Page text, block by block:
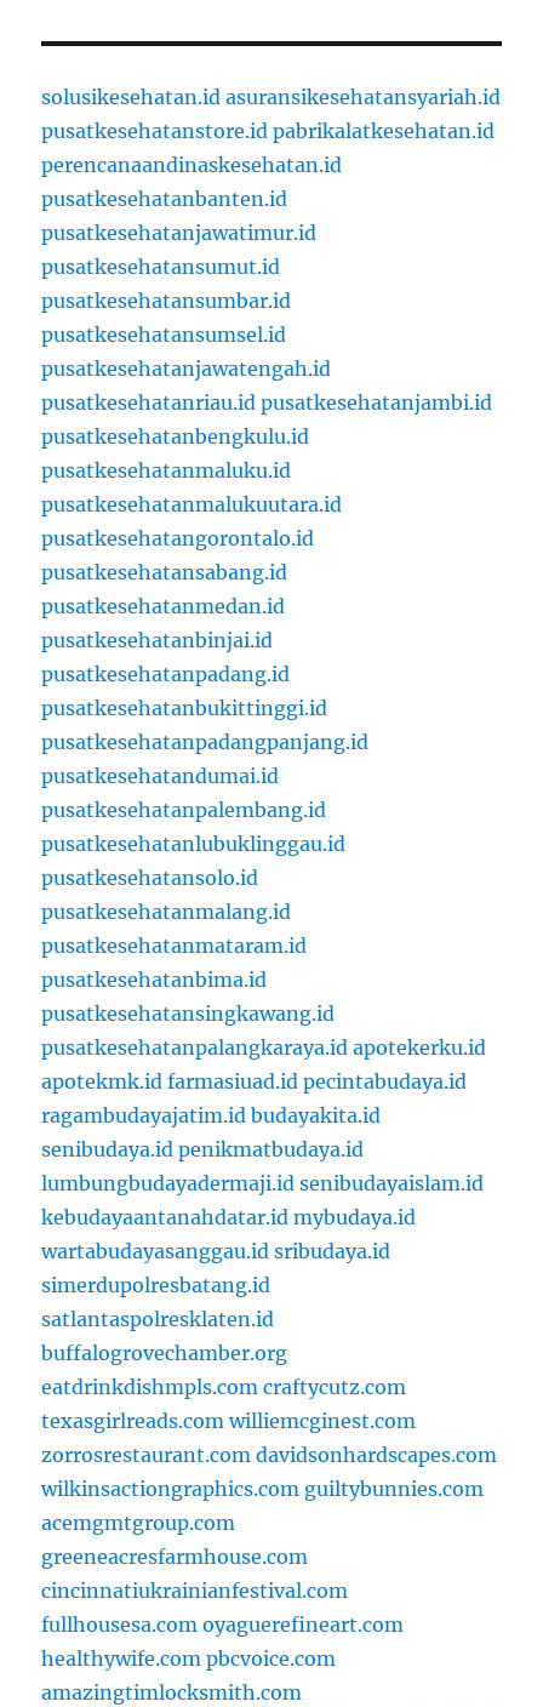
solusikesehatan.id asuransikesehatansyariah.id
pusatkesehatanstore.id pabrikalatkesehatan.id
perencanaandinaskesehatan.id
pusatkesehatanbanten.id
pusatkesehatanjawatimur.id
pusatkesehatansumut.id
pusatkesehatansumbar.id
pusatkesehatansumsel.id
pusatkesehatanjawatengah.id
pusatkesehatanriau.id pusatkesehatanjambi.id
pusatkesehatanbengkulu.id
pusatkesehatanmaluku.id
pusatkesehatanmalukuutara.id
pusatkesehatangorontalo.id
pusatkesehatansabang.id
pusatkesehatanmedan.id
pusatkesehatanbinjai.id
pusatkesehatanpadang.id
pusatkesehatanbukittinggi.id
pusatkesehatanpadangpanjang.id
pusatkesehatandumai.id
pusatkesehatanpalembang.id
pusatkesehatanlubuklinggau.id
pusatkesehatansolo.id
pusatkesehatanmalang.id
pusatkesehatanmataram.id
pusatkesehatanbima.id
pusatkesehatansingkawang.id
pusatkesehatanpalangkaraya.id apotekerku.id
apotekmk.id farmasiuad.id pecintabudaya.id
ragambudayajatim.id budayakita.id
senibudaya.id penikmatbudaya.id
lumbungbudayadermaji.id senibudayaislam.id
kebudayaantanahdatar.id mybudaya.id
wartabudayasanggau.id sribudaya.id
simerdupolresbatang.id
satlantaspolresklaten.id
buffalogrovechamber.org
eatdrinkdishmpls.com craftycutz.com
texasgirlreads.com williemcginest.com
zorrosrestaurant.com davidsonhardscapes.com
wilkinsactiongraphics.com guiltybunnies.com
acemgmtgroup.com
greeneacresfarmhouse.com
cincinnatiukrainianfestival.com
fullhousesa.com oyaguerefineart.com
healthywife.com pbcvoice.com
amazingtimlocksmith.com